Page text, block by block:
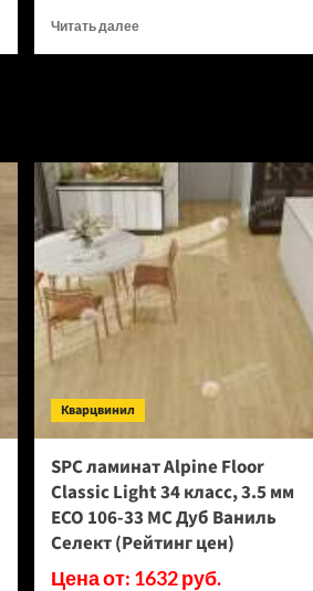
Читать далееПрочитать
Дуб
Федель
D50667
(Рейтинг
цен)
Кварцвинил
SPC ламинат Alpine Floor
Classic Light 34 класс, 3.5 мм
ECO 106-33 МС Дуб Ваниль
Селект (Рейтинг цен)
Цена от: 1632 руб.